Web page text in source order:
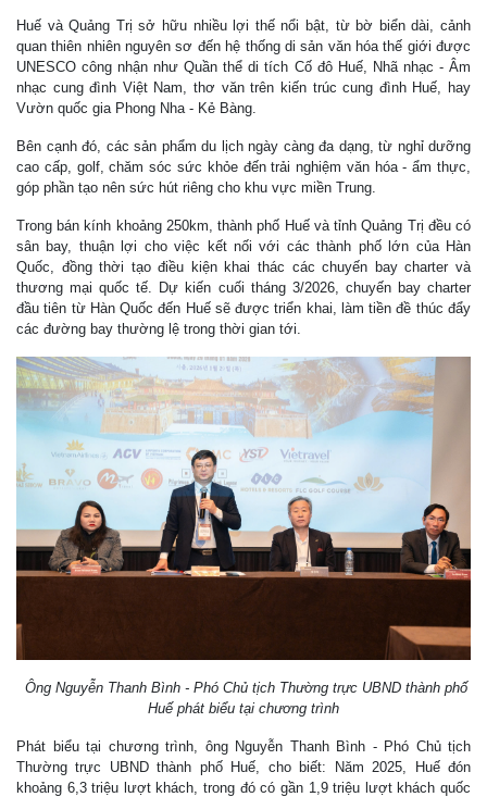
Huế và Quảng Trị sở hữu nhiều lợi thế nổi bật, từ bờ biển dài, cảnh
quan thiên nhiên nguyên sơ đến hệ thống di sản văn hóa thế giới được
UNESCO công nhận như Quần thể di tích Cố đô Huế, Nhã nhạc - Âm
nhạc cung đình Việt Nam, thơ văn trên kiến trúc cung đình Huế, hay
Vườn quốc gia Phong Nha - Kẻ Bàng.
Bên cạnh đó, các sản phẩm du lịch ngày càng đa dạng, từ nghỉ dưỡng
cao cấp, golf, chăm sóc sức khỏe đến trải nghiệm văn hóa - ẩm thực,
góp phần tạo nên sức hút riêng cho khu vực miền Trung.
Trong bán kính khoảng 250km, thành phố Huế và tỉnh Quảng Trị đều có
sân bay, thuận lợi cho việc kết nối với các thành phố lớn của Hàn
Quốc, đồng thời tạo điều kiện khai thác các chuyến bay charter và
thương mại quốc tế. Dự kiến cuối tháng 3/2026, chuyến bay charter
đầu tiên từ Hàn Quốc đến Huế sẽ được triển khai, làm tiền đề thúc đẩy
các đường bay thường lệ trong thời gian tới.
Ông Nguyễn Thanh Bình - Phó Chủ tịch Thường trực UBND thành phố
Huế phát biểu tại chương trình
Phát biểu tại chương trình, ông Nguyễn Thanh Bình - Phó Chủ tịch
Thường trực UBND thành phố Huế, cho biết: Năm 2025, Huế đón
khoảng 6,3 triệu lượt khách, trong đó có gần 1,9 triệu lượt khách quốc